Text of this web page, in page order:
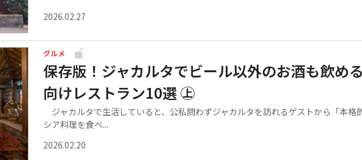
2026.02.27
グルメ
保存版！ジャカルタでビール以外のお酒も飲め
向けレストラン10選 ㊤
ジャカルタで生活していると、公私問わずジャカルタを訪れるゲストから「本格
シア料理を食べ...
2026.02.20